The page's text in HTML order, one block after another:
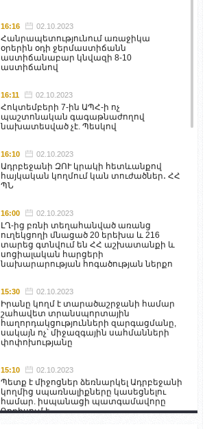
16:16 02.10.2023
Հանրապետությունում առաջիկա
օրերին օդի ջերմաստիճանն
աստիճանաբար կնվազի 8-10
աստիճանով
16:11 02.10.2023
Հոկտեմբերի 7-ին ԱՊՀ-ի ոչ
պաշտոնական գագաթնաժողով
նախատեսված չէ. Պեսկով
16:10 02.10.2023
Ադրբեջանի ԶՈՒ կրակի հետևանքով
հայկական կողմում կան տուժածներ․ ՀՀ
ՊՆ
16:00 02.10.2023
ԼՂ-ից բռնի տեղահանված առանց
ուղեկցողի մնացած 20 երեխա և 216
տարեց գտնվում են ՀՀ աշխատանքի և
սոցիալական հարցերի
նախարարության հոգածության ներքո
15:30 02.10.2023
Իրանը կողմ է տարածաշրջանի համար
շահավետ տրանսպորտային
հաղորդակցությունների զարգացմանը,
սակայն ոչ՝ միջազգային սահմանների
փոփոխությանը
15:10 02.10.2023
Պետք է միջոցներ ձեռնարկել Ադրբեջանի
կողմից սպառնալիքները կասեցնելու
համար. իսպանացի պատգամավորը
Գորիսում է